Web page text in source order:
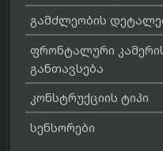
გამძლეობის
ფრონტალური
განთავსება
კონსტრუქციის ტიპი
სენსორები